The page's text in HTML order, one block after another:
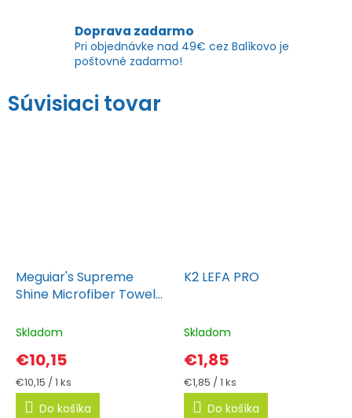
Doprava zadarmo
Pri objednávke nad 49€ cez Balíkovo je
poštovné zadarmo!
Súvisiaci tovar
Meguiar's Supreme
Shine Microfiber Towel
Skladom
€10,15
Jednotková
cena:
€10,15 / 1 ks
Do košíka
K2 LEFA PRO
Skladom
€1,85
Jednotková
cena:
€1,85 / 1 ks
Do košíka